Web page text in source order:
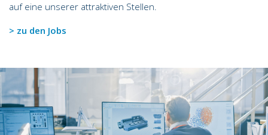
auf eine unserer attraktiven Stellen.
> zu den Jobs